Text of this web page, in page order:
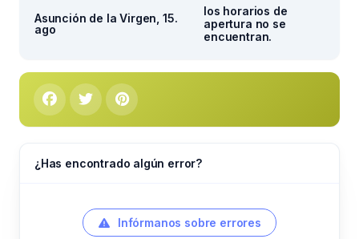
Asunción de la Virgen, 15.
ago
los horarios de
apertura no se
encuentran.
¿Has encontrado algún error?
Infórmanos sobre errores